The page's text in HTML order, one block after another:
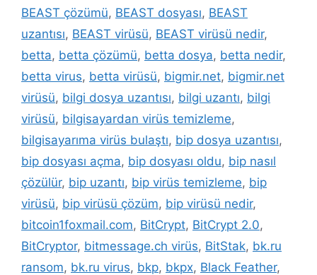
BEAST çözümü, BEAST dosyası, BEAST
uzantısı, BEAST virüsü, BEAST virüsü nedir,
betta, betta çözümü, betta dosya, betta nedir,
betta virus, betta virüsü, bigmir.net, bigmir.net
virüsü, bilgi dosya uzantısı, bilgi uzantı, bilgi
virüsü, bilgisayardan virüs temizleme,
bilgisayarıma virüs bulaştı, bip dosya uzantısı,
bip dosyası açma, bip dosyası oldu, bip nasıl
çözülür, bip uzantı, bip virüs temizleme, bip
virüsü, bip virüsü çözüm, bip virüsü nedir,
bitcoin1foxmail.com, BitCrypt, BitCrypt 2.0,
BitCryptor, bitmessage.ch virüs, BitStak, bk.ru
ransom, bk.ru virus, bkp, bkpx, Black Feather,